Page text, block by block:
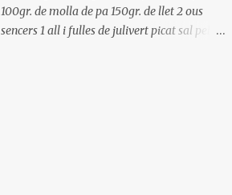
100gr. de molla de pa 150gr. de llet 2 ous
sencers 1 all i fulles de julivert picat sal pebre